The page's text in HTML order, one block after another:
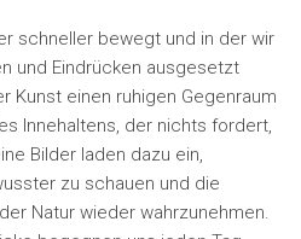
schneller bewegt und in der wir
und Eindrücken ausgesetzt
Kunst einen ruhigen Gegenraum
Innehaltens, der nichts fordert,
Bilder laden dazu ein,
zu schauen und die
Natur wieder wahrzunehmen.